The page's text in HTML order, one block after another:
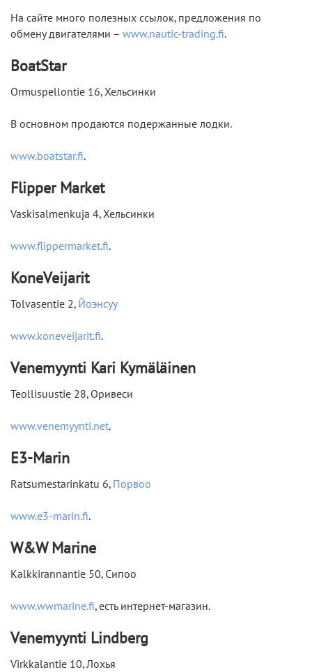
На сайте много полезных ссылок, предложения по
обмену двигателями – www.nautic-trading.fi.
BoatStar
Ormuspellontie 16, Хельсинки
В основном продаются подержанные лодки.
www.boatstar.fi.
Flipper Market
Vaskisalmenkuja 4, Хельсинки
www.flippermarket.fi.
KoneVeijarit
Tolvasentie 2, Йоэнсуу
www.koneveijarit.fi.
Venemyynti Kari Kymäläinen
Teollisuustie 28, Оривеси
www.venemyynti.net.
E3-Marin
Ratsumestarinkatu 6, Порвоо
www.e3-marin.fi.
W&W Marine
Kalkkirannantie 50, Сипоо
www.wwmarine.fi, есть интернет-магазин.
Venemyynti Lindberg
Virkkalantie 10, Лохья